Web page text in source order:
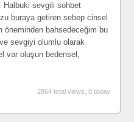
Halbuki sevgili sohbet
buraya getiren sebep cinsel
öneminden bahsedeceğim bu
sevgiyi olumlu olarak
var oluşun bedensel,
2864 total views, 0 today